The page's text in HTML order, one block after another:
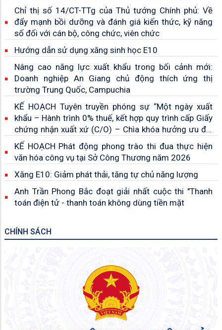
Chỉ thị số 14/CT-TTg của Thủ tướng Chính phủ: Về
đẩy mạnh bồi dưỡng và đánh giá kiến thức, kỹ năng
số đối với cán bộ, công chức, viên chức
Hướng dẫn sử dụng xăng sinh học E10
Nâng cao năng lực xuất khẩu trong bối cảnh mới:
Doanh nghiệp An Giang chủ động thích ứng thị
trường Trung Quốc, Campuchia
KẾ HOẠCH Tuyên truyền phóng sự “Một ngày xuất
khẩu – Hành trình 0% thuế, kết hợp quy trình cấp Giấy
chứng nhận xuất xứ (C/O) – Chìa khóa hưởng ưu đãi
thuế quan
KẾ HOẠCH Phát động phong trào thi đua thực hiện
văn hóa công vụ tại Sở Công Thương năm 2026
Xăng E10: Giảm phát thải, tăng tự chủ năng lượng
Anh Trần Phong Bắc đoạt giải nhất cuộc thi "Thanh
toán điện tử - thanh toán không dùng tiền mặt
CHÍNH SÁCH